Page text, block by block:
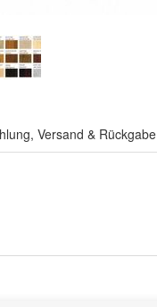
Versand & Rückgabe